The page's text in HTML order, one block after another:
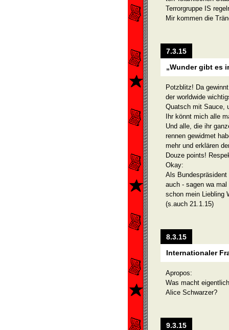
Terrorgruppe IS
Mir kommen die
7.3.15
„Wunder gibt es
Potzblitz! Da
der worldwide
Quatsch mit Sauce,
Ihr könnt mich alle
Und alle, die ihr
rennen gewidmet
mehr und erklären
Douze points!
Okay:
Als
auch - sagen wa
schon mein Liebling
(s.auch 21.1.15)
8.3.15
Internationaler
Apropos:
Was macht
Alice Schwarzer?
9.3.15